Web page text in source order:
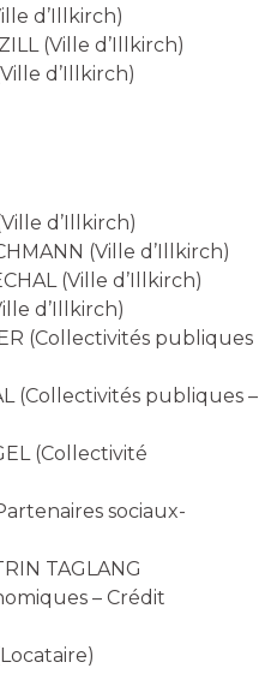
d’Illkirch)
(Ville d’Illkirch)
d’Illkirch)
d’Illkirch)
(Ville d’Illkirch)
(Ville d’Illkirch)
d’Illkirch)
(Collectivités publiques
(Collectivités publiques –
(Collectivité
sociaux-
TAGLANG
– Crédit